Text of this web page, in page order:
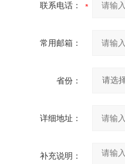
联系电话：
常用邮箱：
省份：
详细地址：
补充说明：